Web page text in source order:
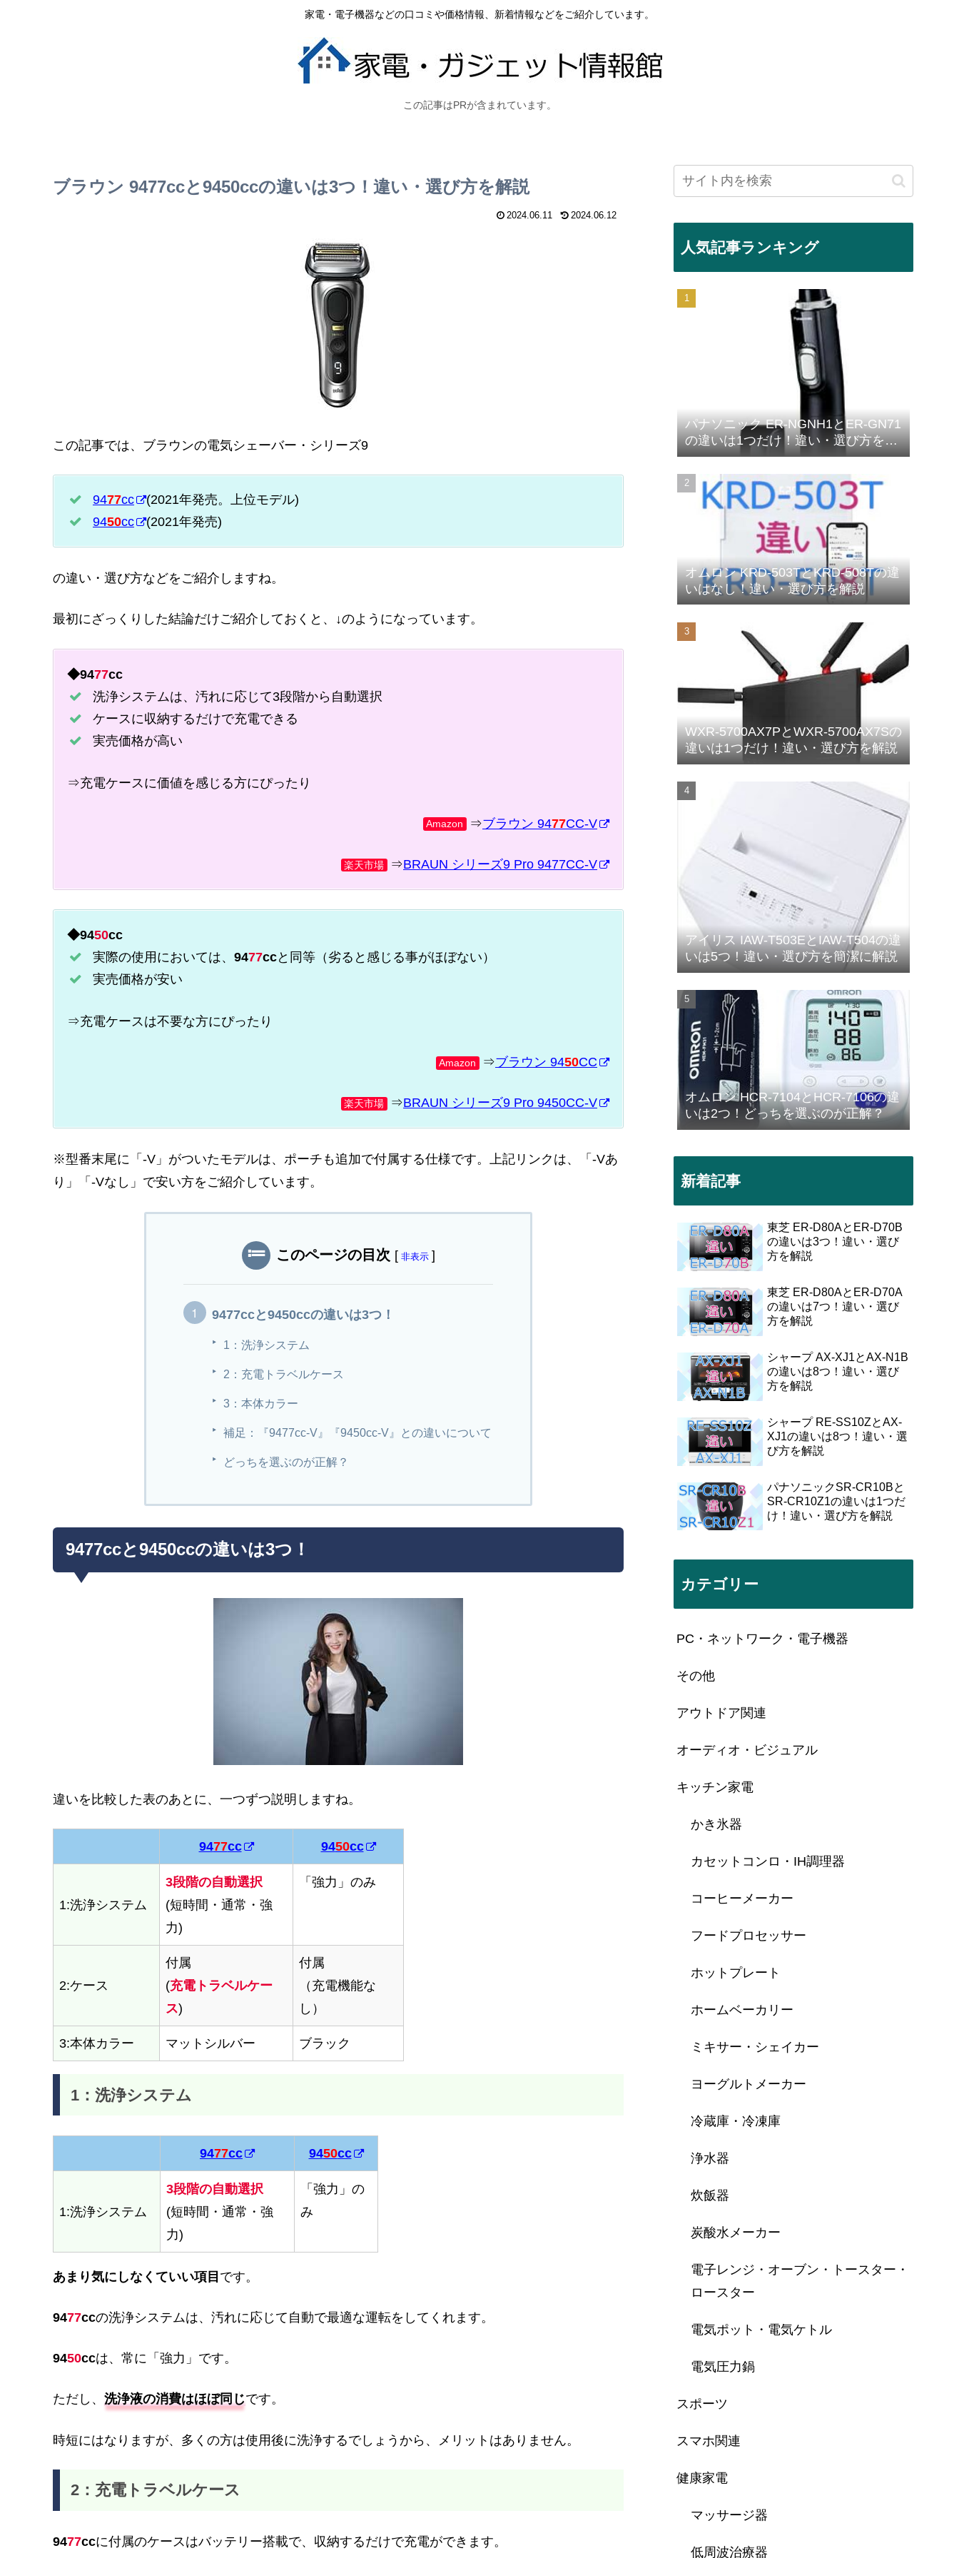
家電・電子機器などの口コミや価格情報、新着情報などをご紹介しています。
この記事はPRが含まれています。
ブラウン 9477ccと9450ccの違いは3つ！違い・選び方を解説
2024.06.11 2024.06.12
この記事では、ブラウンの電気シェーバー・シリーズ9
9477cc
(2021年発売。上位モデル)
9450cc (2021年発売)
の違い・選び方などをご紹介しますね。
最初にざっくりした結論だけご紹介しておくと、↓のようになっています。
◆9477cc
洗浄システムは、汚れに応じて3段階から自動選択
ケースに収納するだけで充電できる
実売価格が高い
⇒充電ケースに価値を感じる方にぴったり
Amazon ⇒ブラウン 9477CC-V
楽天市場 ⇒BRAUN シリーズ9 Pro 9477CC-V
◆9450cc
実際の使用においては、 9477ccと同等（劣ると感じる事がほぼない）
実売価格が安い
⇒充電ケースは不要な方にぴったり
Amazon ⇒ブラウン 9450CC
楽天市場 ⇒BRAUN シリーズ9 Pro 9450CC-V
※型番末尾に「-V」がついたモデルは、ポーチも追加で付属する仕様です。上記リンクは、「-Vあ
り」「-Vなし」で安い方をご紹介しています。
このページの目次 [ 非表示 ]
9477ccと9450ccの違いは3つ！
1：洗浄システム
2：充電トラベルケース
3：本体カラー
補足：『9477cc-V』『9450cc-V』との違いについて
どっちを選ぶのが正解？
9477ccと9450ccの違いは3つ！
違いを比較した表のあとに、一つずつ説明しますね。
9477cc 9450cc
9477cc 9450 cc
1:洗浄システム
3段階の自動選択
(短時間・通常・強
力)
「強力」のみ
2:ケース
付属
(充電トラベルケー
ス)
付属
（充電機能な
し）
3:本体カラー マットシルバー ブラック
1：洗浄システム
9477cc 9450cc
9477cc 9450cc
1:洗浄システム
3段階の自動選択
(短時間・通常・強
力)
「強力」の
み
あまり気にしなくていい項目 です。
9477ccの洗浄システムは、汚れに応じて自動で最適な運転をしてくれます。
9450ccは、常に「強力」です。
ただし、 洗浄液の消費はほぼ同じです。
時短にはなりますが、多くの方は使用後に洗浄するでしょうから、メリットはありません。
2：充電トラベルケース
9477ccに付属のケースはバッテリー搭載で、収納するだけで充電ができます。
人気記事ランキング
パナソニック ER-NGNH1とER-GN71
の違いは1つだけ！違い・選び方を解
説
オムロン KRD-503TとKRD-508Tの違
いはなし！違い・選び方を解説
WXR-5700AX7PとWXR-5700AX7Sの
違いは1つだけ！違い・選び方を解説
アイリス IAW-T503EとIAW-T504の違
いは5つ！違い・選び方を簡潔に解説
オムロン HCR-7104とHCR-7106の違
いは2つ！どっちを選ぶのが正解？
新着記事
東芝 ER-D80AとER-D70B
の違いは3つ！違い・選び
方を解説
東芝 ER-D80AとER-D70A
の違いは7つ！違い・選び
方を解説
シャープ AX-XJ1とAX-N1B
の違いは8つ！違い・選び
方を解説
シャープ RE-SS10ZとAX-
XJ1の違いは8つ！違い・選
び方を解説
パナソニックSR-CR10Bと
SR-CR10Z1の違いは1つだ
け！違い・選び方を解説
カテゴリー
PC・ネットワーク・電子機器
その他
アウトドア関連
オーディオ・ビジュアル
キッチン家電
かき氷器
カセットコンロ・IH調理器
コーヒーメーカー
フードプロセッサー
ホットプレート
ホームベーカリー
ミキサー・シェイカー
ヨーグルトメーカー
冷蔵庫・冷凍庫
浄水器
炊飯器
炭酸水メーカー
電子レンジ・オーブン・トースター・
ロースター
電気ポット・電気ケトル
電気圧力鍋
スポーツ
スマホ関連
健康家電
マッサージ器
低周波治療器